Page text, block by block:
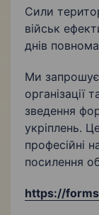
Сили
військ
днів
Ми
організації
зведення
укріплень.
професійні
посилення
https://